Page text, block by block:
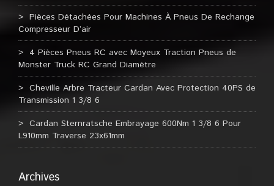
Pièces Détachées Pour Machines À Pneus De Rechange
Compresseur D’air
4 Pièces Pneus RC avec Moyeux Traction Pneus de
Monster Truck RC Grand Diamètre
Cheville Arbre Tracteur Cardan Avec Protection 40PS de
Transmission 1 3/8 6
Cardan Sternratsche Embrayage 600Nm 1 3/8 6 Pour
L910mm Traverse 23x61mm
Archives